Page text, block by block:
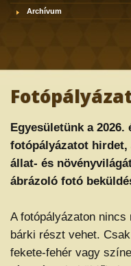
Archívum
Egyesületünk a
fotópályázatot hirdet,
állat- és
ábrázoló fotó
A fotópályázaton
bárki részt vehet.
fekete-fehér vagy